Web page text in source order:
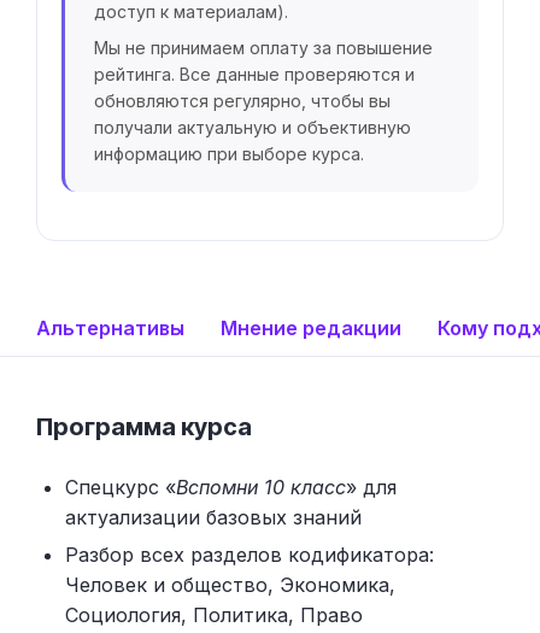
доступ к материалам).
Мы не принимаем оплату за повышение
рейтинга. Все данные проверяются и
обновляются регулярно, чтобы вы
получали актуальную и объективную
информацию при выборе курса.
Альтернативы Мнение редакции Кому
Программа курса
Спецкурс «Вспомни 10 класс» для
актуализации базовых знаний
Разбор всех разделов кодификатора:
Человек и общество, Экономика,
Социология, Политика, Право